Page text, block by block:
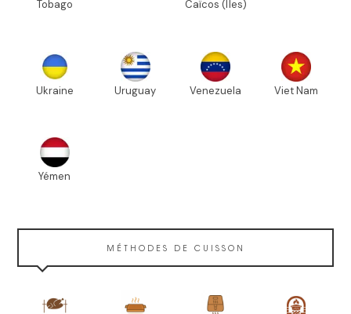
Tobago
Caïcos (Îles)
Ukraine Uruguay Venezuela Viet Nam
Yémen
MÉTHODES DE CUISSON